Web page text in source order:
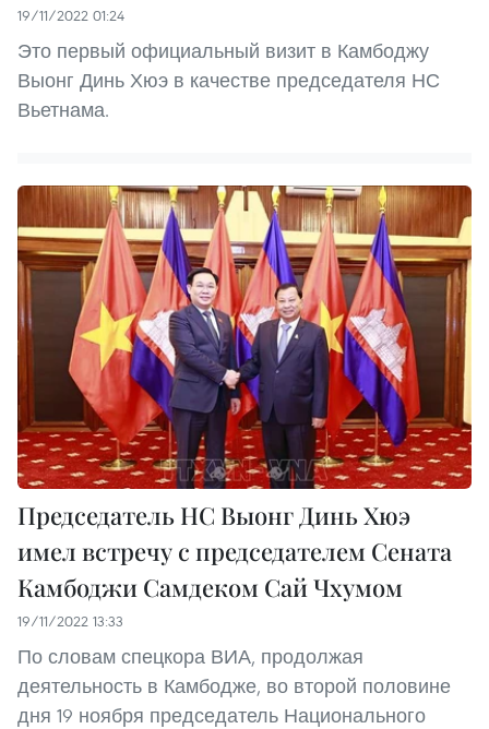
19/11/2022 01:24
Это первый официальный визит в Камбоджу
Выонг Динь Хюэ в качестве председателя НС
Вьетнама.
Председатель НC Выонг Динь Хюэ
имел встречу с председателем Сената
Камбоджи Самдеком Сай Чхумом
19/11/2022 13:33
По словам спецкора ВИА, продолжая
деятельность в Камбодже, во второй половине
дня 19 ноября председатель Национального